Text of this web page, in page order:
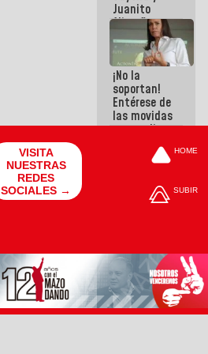
Juanito
Alimaña son
harina del
mismo
costal
¡No la
soportan!
Entérese de
las movidas
que realizan
cómplices
sacudírsela
VISITA
NUESTRAS
REDES
SOCIALES →
HOME
SUBIR